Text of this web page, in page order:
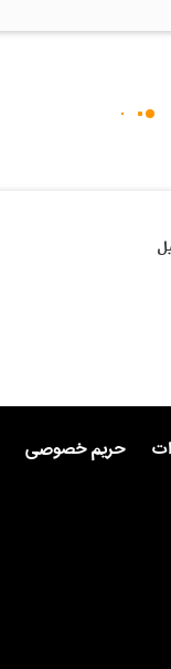
حریم خصوصی